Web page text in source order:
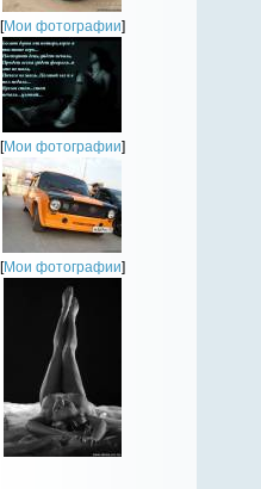
[Мои фотографии]
[Мои фотографии]
[Мои фотографии]